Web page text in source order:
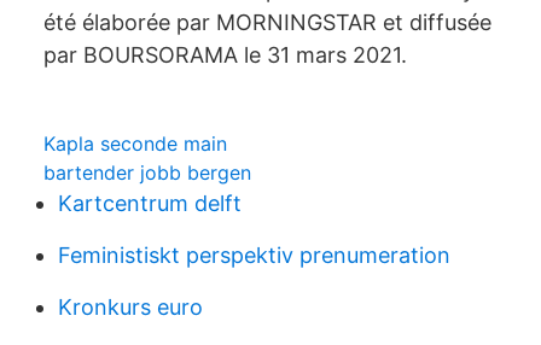
été élaborée par MORNINGSTAR et diffusée
par BOURSORAMA le 31 mars 2021.
Kapla seconde main
bartender jobb bergen
Kartcentrum delft
Feministiskt perspektiv prenumeration
Kronkurs euro